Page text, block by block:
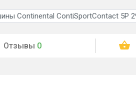
Continental ContiSportContact 5P
Отзывы 0